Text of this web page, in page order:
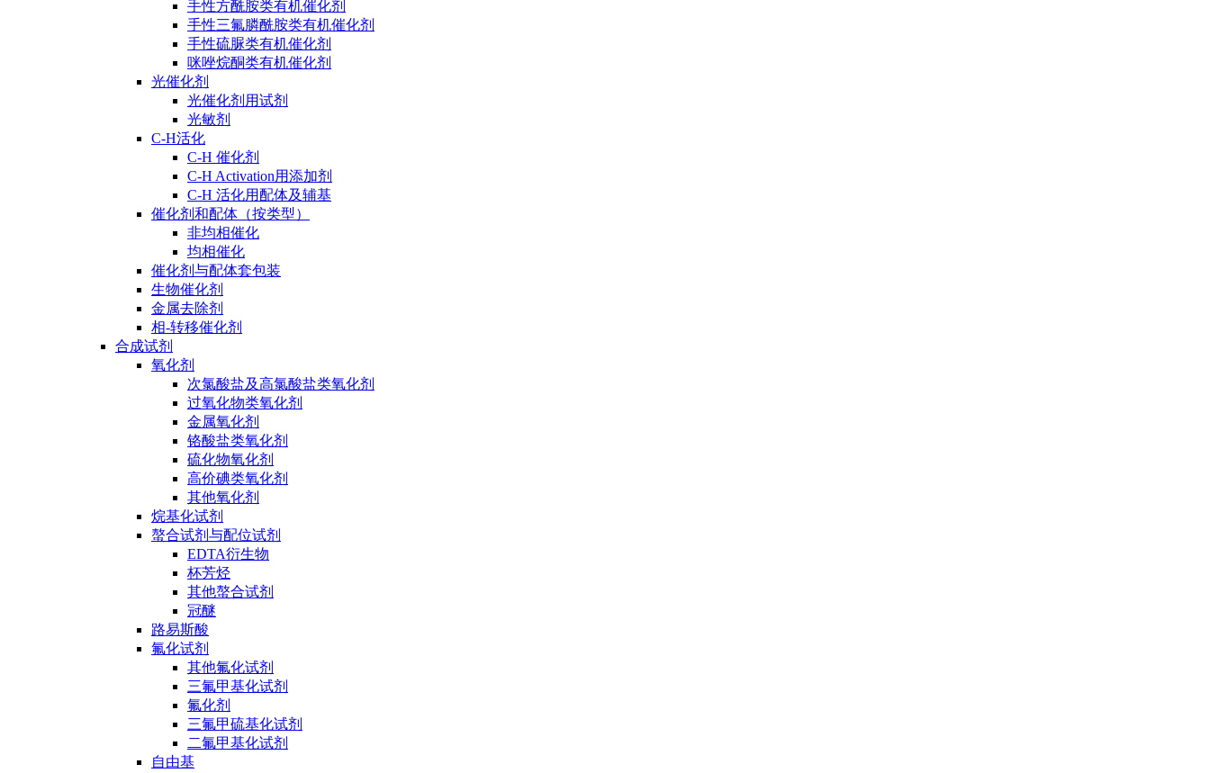
手性方酰胺类有机催化剂
手性三氟膦酰胺类有机催化剂
手性硫脲类有机催化剂
咪唑烷酮类有机催化剂
光催化剂
光催化剂用试剂
光敏剂
C-H活化
C-H 催化剂
C-H Activation用添加剂
C-H 活化用配体及辅基
催化剂和配体（按类型）
非均相催化
均相催化
催化剂与配体套包装
生物催化剂
金属去除剂
相-转移催化剂
合成试剂
氧化剂
次氯酸盐及高氯酸盐类氧化剂
过氧化物类氧化剂
金属氧化剂
铬酸盐类氧化剂
硫化物氧化剂
高价碘类氧化剂
其他氧化剂
烷基化试剂
螯合试剂与配位试剂
EDTA衍生物
杯芳烃
其他螯合试剂
冠醚
路易斯酸
氟化试剂
其他氟化试剂
三氟甲基化试剂
氟化剂
三氟甲硫基化试剂
二氟甲基化试剂
自由基